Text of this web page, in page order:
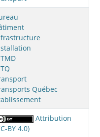
Québec
Attribution
BY 4.0)